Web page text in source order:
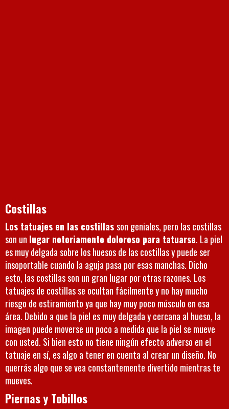
Costillas
Los tatuajes en las costillasson geniales, pero las costillas
son un lugar notoriamente doloroso para tatuarse. La piel
es muy delgada sobre los huesos de las costillas y puede ser
insoportable cuando la aguja pasa por esas manchas. Dicho
esto, las costillas son un gran lugar por otras razones. Los
tatuajes de costillas se ocultan fácilmente y no hay mucho
riesgo de estiramiento ya que hay muy poco músculo en esa
área. Debido a que la piel es muy delgada y cercana al hueso, la
imagen puede moverse un poco a medida que la piel se mueve
con usted. Si bien esto no tiene ningún efecto adverso en el
tatuaje en sí, es algo a tener en cuenta al crear un diseño. No
querrás algo que se vea constantemente divertido mientras te
mueves.
Piernas y Tobillos